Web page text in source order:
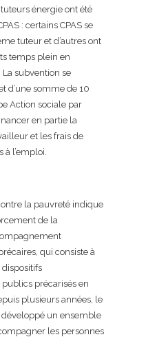
énergie ont été
: certains CPAS se
tuteur et d’autres ont
temps plein en
subvention se
d’une somme de 10
Action sociale par
en partie la
et les frais de
l’emploi.
la pauvreté indique
de la
qui consiste à
précarisés en
plusieurs années, le
un ensemble
les personnes